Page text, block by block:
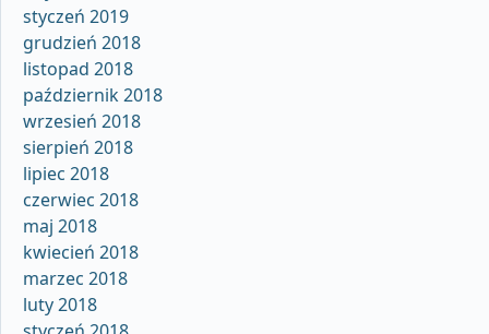
styczeń 2019
grudzień 2018
listopad 2018
październik 2018
wrzesień 2018
sierpień 2018
lipiec 2018
czerwiec 2018
maj 2018
kwiecień 2018
marzec 2018
luty 2018